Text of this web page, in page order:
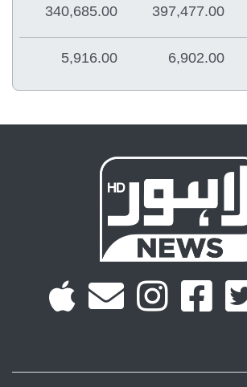
397,477.00
340,685.00
6,902.00
5,916.00